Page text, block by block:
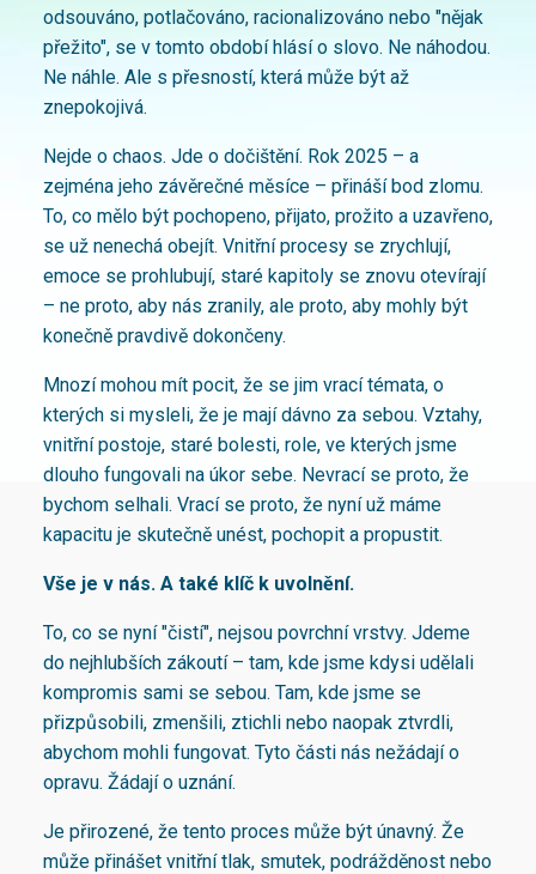
odsouváno, potlačováno, racionalizováno nebo "nějak
přežito", se v tomto období hlásí o slovo. Ne náhodou.
Ne náhle. Ale s přesností, která může být až
znepokojivá.
Nejde o chaos. Jde o dočištění. Rok 2025 – a
zejména jeho závěrečné měsíce – přináší bod zlomu.
To, co mělo být pochopeno, přijato, prožito a uzavřeno,
se už nenechá obejít. Vnitřní procesy se zrychlují,
emoce se prohlubují, staré kapitoly se znovu otevírají
– ne proto, aby nás zranily, ale proto, aby mohly být
konečně pravdivě dokončeny.
Mnozí mohou mít pocit, že se jim vrací témata, o
kterých si mysleli, že je mají dávno za sebou. Vztahy,
vnitřní postoje, staré bolesti, role, ve kterých jsme
dlouho fungovali na úkor sebe. Nevrací se proto, že
bychom selhali. Vrací se proto, že nyní už máme
kapacitu je skutečně unést, pochopit a propustit.
Vše je v nás. A také klíč k uvolnění.
To, co se nyní "čistí", nejsou povrchní vrstvy. Jdeme
do nejhlubších zákoutí – tam, kde jsme kdysi udělali
kompromis sami se sebou. Tam, kde jsme se
přizpůsobili, zmenšili, ztichli nebo naopak ztvrdli,
abychom mohli fungovat. Tyto části nás nežádají o
opravu. Žádají o uznání.
Je přirozené, že tento proces může být únavný. Že
může přinášet vnitřní tlak, smutek, podrážděnost nebo